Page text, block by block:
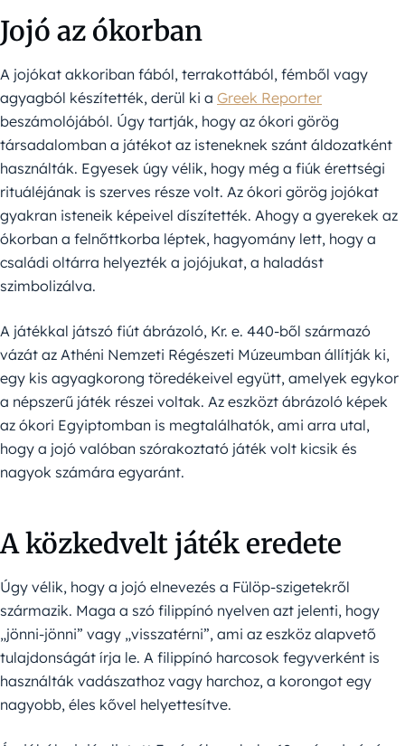
Jojó az ókorban
A jojókat akkoriban fából, terrakottából, fémből vagy
agyagból készítették, derül ki a Greek Reporter
beszámolójából. Úgy tartják, hogy az ókori görög
társadalomban a játékot az isteneknek szánt áldozatként
használták. Egyesek úgy vélik, hogy még a fiúk érettségi
rituáléjának is szerves része volt. Az ókori görög jojókat
gyakran isteneik képeivel díszítették. Ahogy a gyerekek az
ókorban a felnőttkorba léptek, hagyomány lett, hogy a
családi oltárra helyezték a jojójukat, a haladást
szimbolizálva.
A játékkal játszó fiút ábrázoló, Kr. e. 440-ből származó
vázát az Athéni Nemzeti Régészeti Múzeumban állítják ki,
egy kis agyagkorong töredékeivel együtt, amelyek egykor
a népszerű játék részei voltak. Az eszközt ábrázoló képek
az ókori Egyiptomban is megtalálhatók, ami arra utal,
hogy a jojó valóban szórakoztató játék volt kicsik és
nagyok számára egyaránt.
A közkedvelt játék eredete
Úgy vélik, hogy a jojó elnevezés a Fülöp-szigetekről
származik. Maga a szó filippínó nyelven azt jelenti, hogy
„jönni-jönni” vagy „visszatérni”, ami az eszköz alapvető
tulajdonságát írja le. A filippínó harcosok fegyverként is
használták vadászathoz vagy harchoz, a korongot egy
nagyobb, éles kővel helyettesítve.